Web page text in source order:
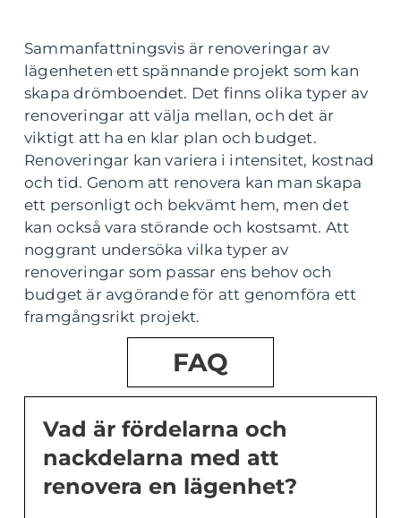
Sammanfattningsvis är renoveringar av
lägenheten ett spännande projekt som kan
skapa drömboendet. Det finns olika typer av
renoveringar att välja mellan, och det är
viktigt att ha en klar plan och budget.
Renoveringar kan variera i intensitet, kostnad
och tid. Genom att renovera kan man skapa
ett personligt och bekvämt hem, men det
kan också vara störande och kostsamt. Att
noggrant undersöka vilka typer av
renoveringar som passar ens behov och
budget är avgörande för att genomföra ett
framgångsrikt projekt.
FAQ
Vad är fördelarna och
nackdelarna med att
renovera en lägenhet?